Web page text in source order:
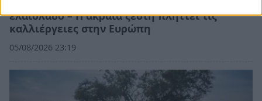
ελαιόλαδο – Η ακραία ζέστη πλήττει τις
καλλιέργειες στην Ευρώπη
05/08/2026 23:19